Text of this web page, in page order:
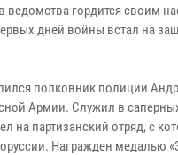
ведомства гордится своим
дней войны встал на
полковник полиции
Армии. Служил в
на партизанский отряд, с
Награжден медалью